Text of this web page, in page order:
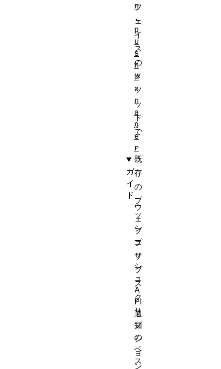
フ
ェ
イ
ス
の
メ
ソ
ッ
ド
で
、
既
存
の
プ
ッ
シ
ュ
サ
ブ
ス
ク
リ
プ
シ
ョ
ン
n
.
p
u
s
h
M
a
n
a
g
e
r
ガ
イ
ド
ウ
ェ
ブ
プ
ッ
シ
ュ
A
PI
通
知
の
ベ
ス